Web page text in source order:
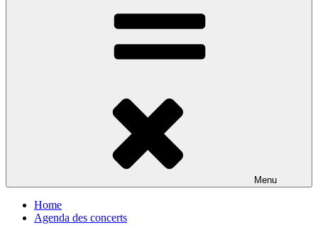
Menu
Home
Agenda des concerts